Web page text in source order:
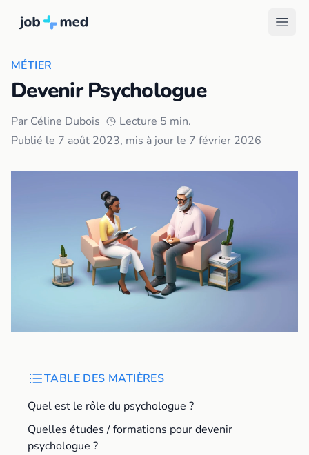
MÉTIER
Devenir Psychologue
Par Céline Dubois
Lecture 5 min.
Publié le 7 août 2023, mis à jour le 7 février 2026
TABLE DES MATIÈRES
Quel est le rôle du psychologue ?
Quelles études / formations pour devenir
psychologue ?